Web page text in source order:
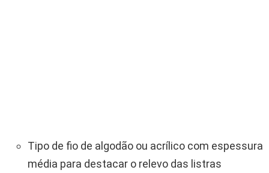
Tipo de fio de algodão ou acrílico com espessura
média para destacar o relevo das listras